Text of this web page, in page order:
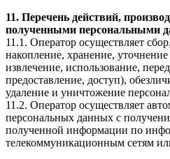
11. Перечень действий,
полученными персональными
11.1. Оператор осуществляет
накопление, хранение,
извлечение, использование,
предоставление, доступ),
удаление и уничтожение
11.2. Оператор осуществляет
персональных данных с
полученной информации по
телекоммуникационным сетям